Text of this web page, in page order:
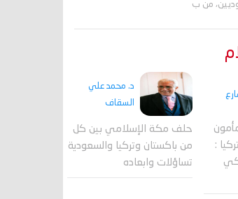
من ب
:
د. محمد علي
السقاف
حلف مكة الإسلامي بين كل
من باكستان وتركيا والسعودية
تساؤلات وابعاده